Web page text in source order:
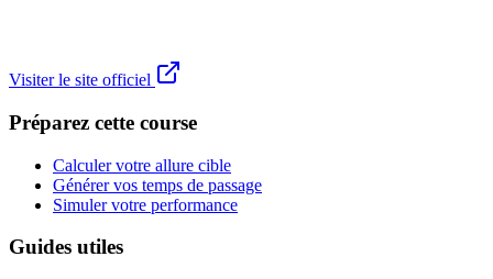
Visiter le site officiel
Préparez cette course
Calculer votre allure cible
Générer vos temps de passage
Simuler votre performance
Guides utiles